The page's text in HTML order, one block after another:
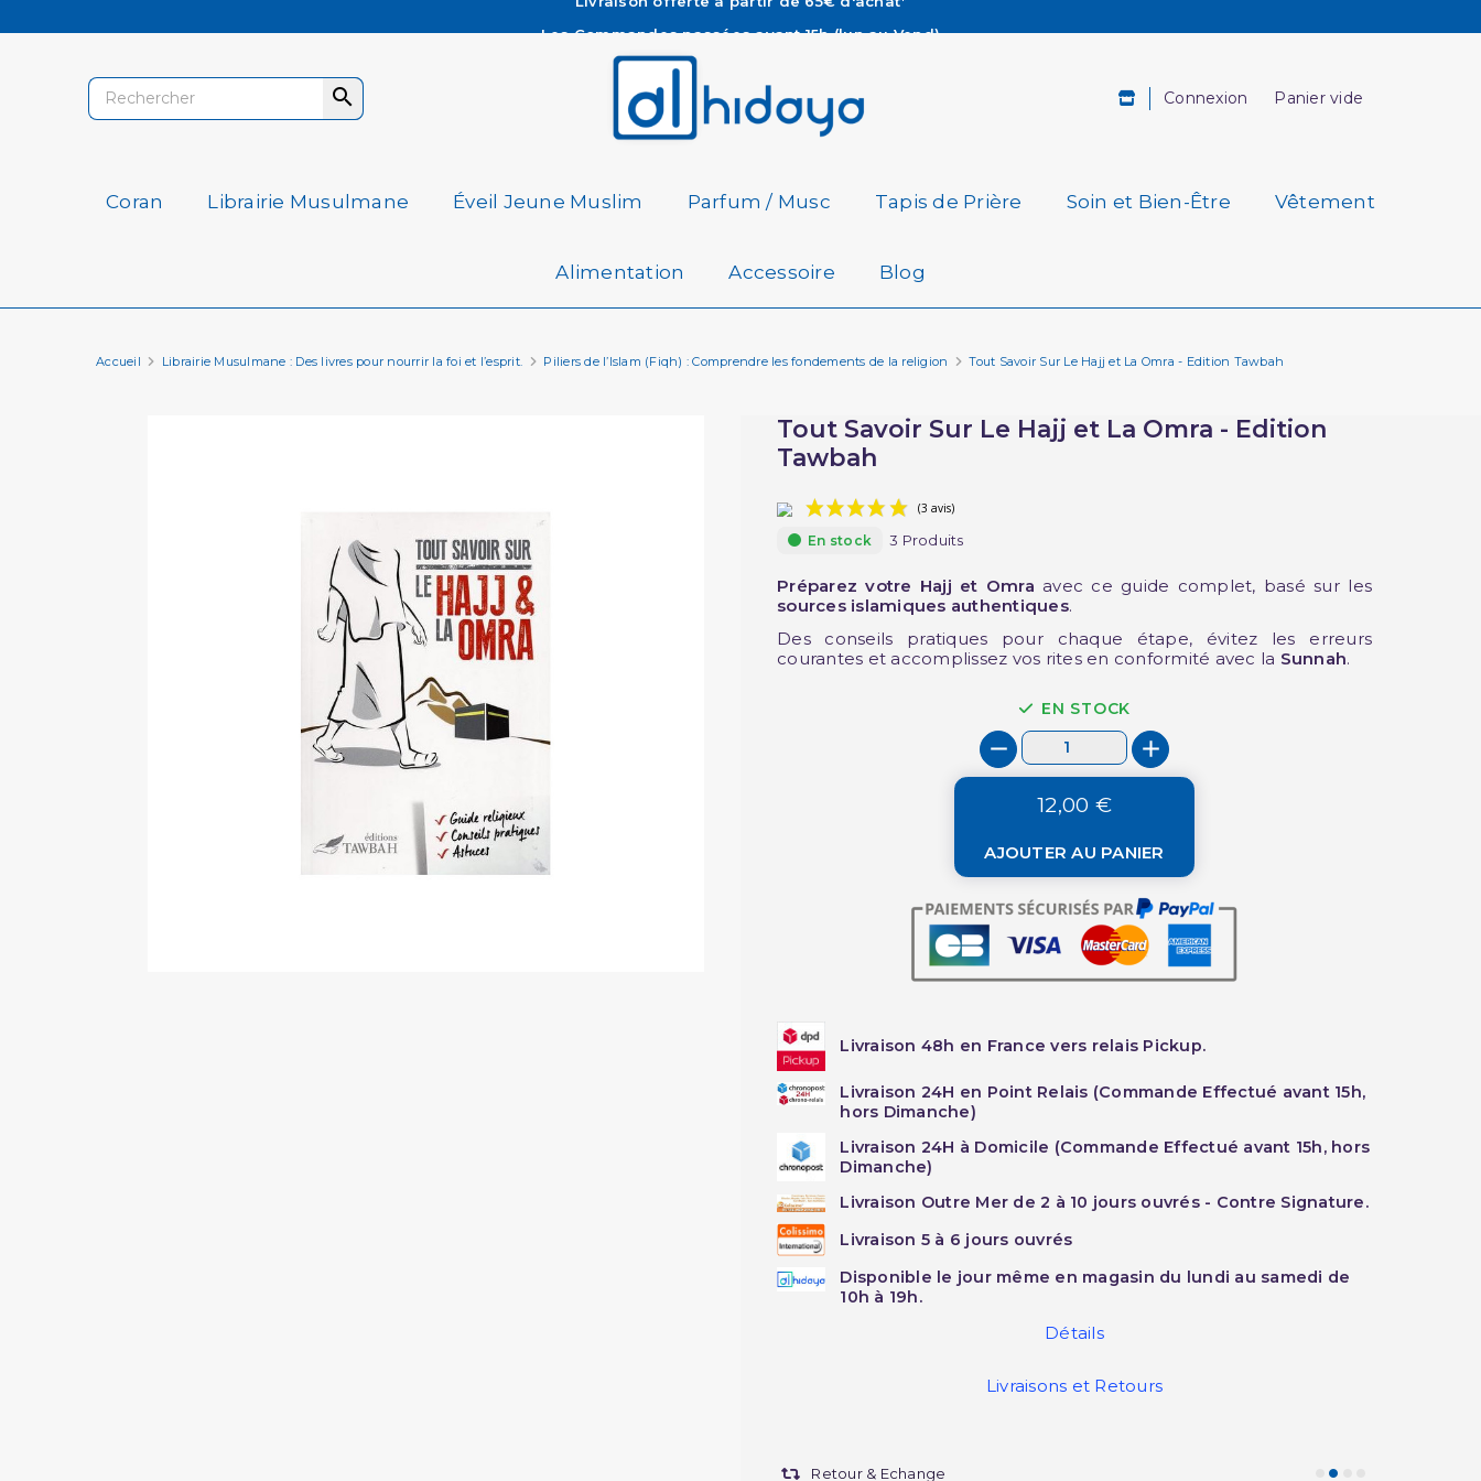
Les Commandes passées avant 15h (lun au Vend)
Besoin d'aide ? Retrouvez notre FAQ
Livraison offerte à partir de 65€ d'achat*
 Connexion Panier vide
Coran Librairie Musulmane Éveil Jeune Muslim Parfum / Musc Tapis de Prière Soin et Bien-Être Vêtement
Alimentation Accessoire Blog
Accueil Librairie Musulmane : Des livres pour nourrir la foi et l’esprit. Piliers de l’Islam (Fiqh) : Comprendre les fondements de la religion Tout Savoir Sur Le Hajj et La Omra - Edition Tawbah
Tout Savoir Sur Le Hajj et La Omra - Edition
Tawbah
(3 avis)
En stock 3 Produits
Préparez votre Hajj et Omra avec ce guide complet, basé sur les
sources islamiques authentiques.
Des conseils pratiques pour chaque étape, évitez les erreurs
courantes et accomplissez vos rites en conformité avec la Sunnah.
EN STOCK
12,00 €
AJOUTER AU PANIER
Livraison 48h en France vers relais Pickup.
Livraison 24H en Point Relais (Commande Effectué avant 15h,
hors Dimanche)
Livraison 24H à Domicile (Commande Effectué avant 15h, hors
Dimanche)
Livraison Outre Mer de 2 à 10 jours ouvrés - Contre Signature.
Livraison 5 à 6 jours ouvrés
Disponible le jour même en magasin du lundi au samedi de
10h à 19h.
Détails
Livraisons et Retours
Retour & Echange